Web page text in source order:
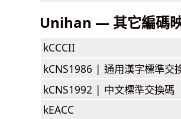
Unihan — 其它編碼
kCCCII
kCNS1986 | 通用漢字標準交
kCNS1992 | 中文標準交換碼
kEACC